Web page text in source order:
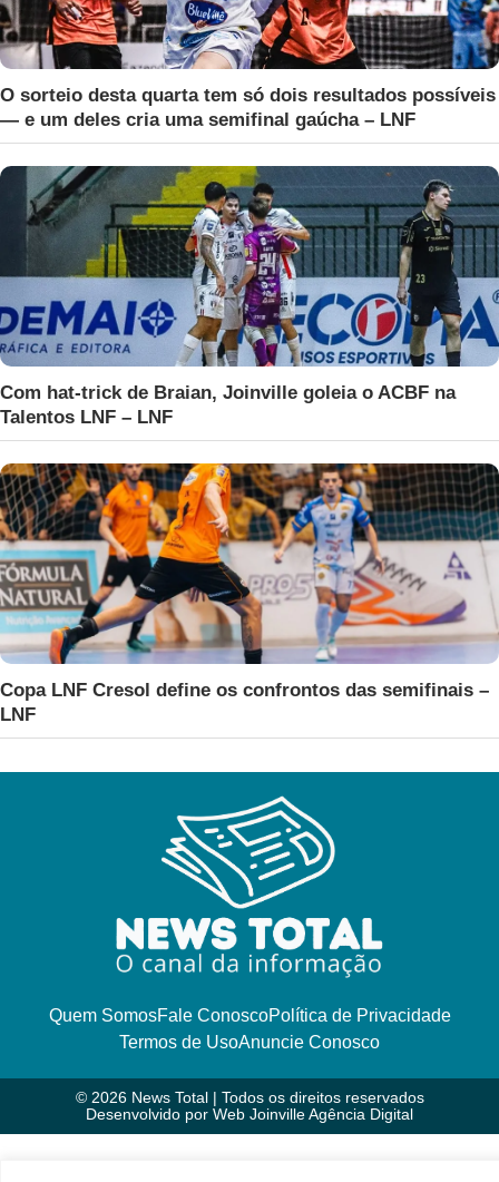
O sorteio desta quarta tem só dois resultados possíveis
— e um deles cria uma semifinal gaúcha – LNF
Com hat-trick de Braian, Joinville goleia o ACBF na
Talentos LNF – LNF
Copa LNF Cresol define os confrontos das semifinais –
LNF
Quem SomosFale ConoscoPolítica de Privacidade
Termos de UsoAnuncie Conosco
© 2026 News Total | Todos os direitos reservados
Desenvolvido por Web Joinville Agência Digital